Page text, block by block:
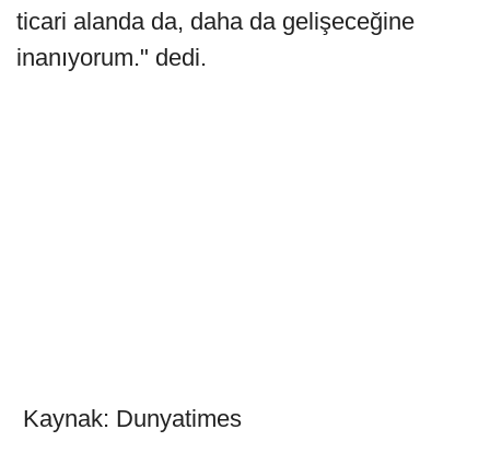
ticari alanda da, daha da gelişeceğine
inanıyorum." dedi.
Kaynak: Dunyatimes